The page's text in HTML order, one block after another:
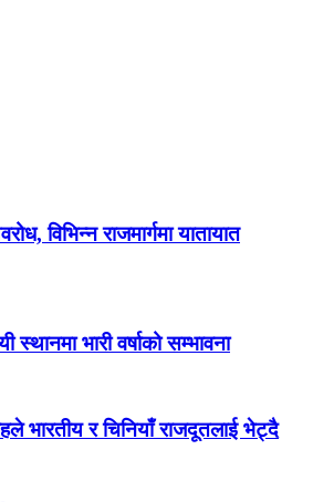
विभिन्न राजमार्गमा यातायात
भारी वर्षाको सम्भावना
भारतीय र चिनियाँ राजदूतलाई भेट्दै